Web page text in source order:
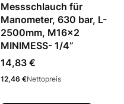
Messschlauch für
Manometer, 630 bar, L-
2500mm, M16x2
MINIMESS- 1/4”
Preis
14,83 €
Preis
12,46 €Nettopreis